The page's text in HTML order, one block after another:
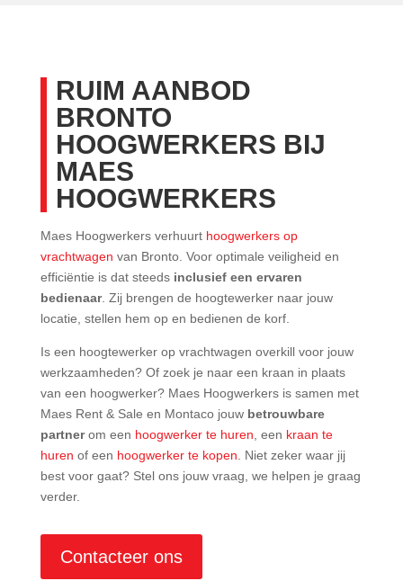
RUIM AANBOD
BRONTO
HOOGWERKERS BIJ
MAES
HOOGWERKERS
Maes Hoogwerkers verhuurt hoogwerkers op
vrachtwagen van Bronto. Voor optimale veiligheid en
efficiëntie is dat steeds inclusief een ervaren
bedienaar. Zij brengen de hoogtewerker naar jouw
locatie, stellen hem op en bedienen de korf.
Is een hoogtewerker op vrachtwagen overkill voor jouw
werkzaamheden? Of zoek je naar een kraan in plaats
van een hoogwerker? Maes Hoogwerkers is samen met
Maes Rent & Sale en Montaco jouw betrouwbare
partnerom een hoogwerker te huren, een kraan te
huren of een hoogwerker te kopen. Niet zeker waar jij
best voor gaat? Stel ons jouw vraag, we helpen je graag
verder.
Contacteer ons